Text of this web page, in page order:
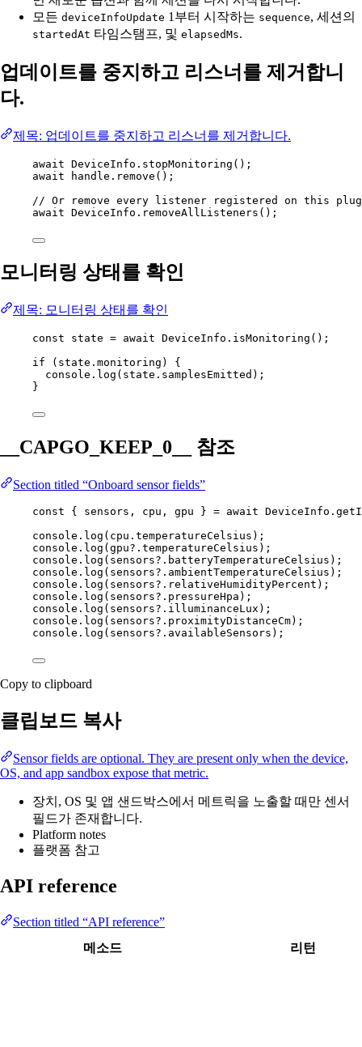
모든 deviceInfoUpdate 1부터 시작하는 sequence, 세션의
startedAt 타임스탬프, 및 elapsedMs.
업데이트를 중지하고 리스너를 제거합니
다.
제목: 업데이트를 중지하고 리스너를 제거합니다.
await DeviceInfo. stopMonitoring ();
await handle. remove ();
// Or remove every listener registered on this
await DeviceInfo. removeAllListeners ();
모니터링 상태를 확인
제목: 모니터링 상태를 확인
const state = await DeviceInfo. isMonitoring ();
if (state.monitoring) {
console. log (state.samplesEmitted);
}
__CAPGO_KEEP_0__ 참조
Section titled “Onboard sensor fields”
const { sensors , cpu , gpu } = await DeviceInfo.
console. log (cpu.temperatureCelsius);
console. log (gpu?.temperatureCelsius);
console. log (sensors?.batteryTemperatureCelsius);
console. log (sensors?.ambientTemperatureCelsius);
console. log (sensors?.relativeHumidityPercent);
console. log (sensors?.pressureHpa);
console. log (sensors?.illuminanceLux);
console. log (sensors?.proximityDistanceCm);
console. log (sensors?.availableSensors);
Copy to clipboard
클립보드 복사
Sensor fields are optional. They are present only when the device,
OS, and app sandbox expose that metric.
장치, OS 및 앱 샌드박스에서 메트릭을 노출할 때만 센서
필드가 존재합니다.
Platform notes
플랫폼 참고
API reference
Section titled “API reference”
메소드
리턴